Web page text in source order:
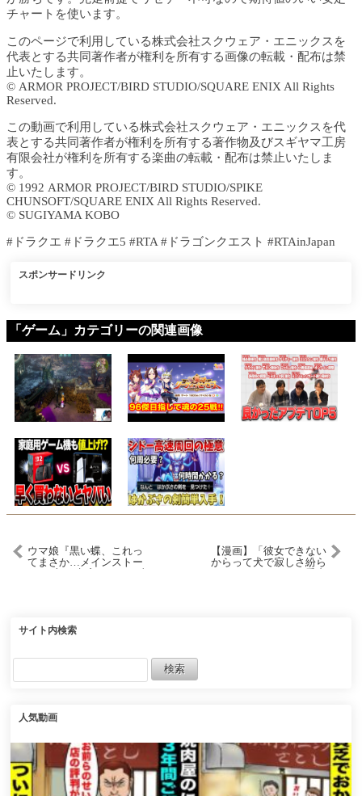
チャートを使います。
このページで利用している株式会社スクウェア・エニックスを
代表とする共同著作者が権利を所有する画像の転載・配布は禁
止いたします。
© ARMOR PROJECT/BIRD STUDIO/SQUARE ENIX All Rights
Reserved.
この動画で利用している株式会社スクウェア・エニックスを代
表とする共同著作者が権利を所有する著作物及びスギヤマ工房
有限会社が権利を所有する楽曲の転載・配布は禁止いたしま
す。
© 1992 ARMOR PROJECT/BIRD STUDIO/SPIKE
CHUNSOFT/SQUARE ENIX All Rights Reserved.
© SUGIYAMA KOBO
#ドラクエ #ドラクエ5 #RTA #ドラゴンクエスト #RTAinJapan
スポンサードリンク
「ゲーム」カテゴリーの関連画像
ウマ娘『黒い蝶、これっ
てまさか…メインストー
【漫画】「彼女できない
からって犬で寂しさ紛ら
サイト内検索
人気動画